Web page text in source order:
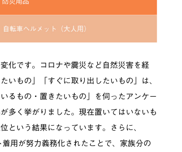
化です。コロナや震災など自然災害を経
いもの」「すぐに取り出したいもの」は、
るもの・置きたいもの」を伺ったアンケー
多く挙がりました。現在置いてはいないも
という結果になっています。さらに、
用が努力義務化されたことで、家族分の